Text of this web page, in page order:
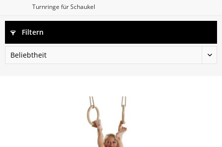
Turnringe für Schaukel
Filtern